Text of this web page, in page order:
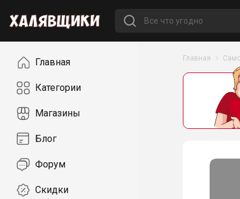
НавигацияГлавная
Категории
Магазины
Блог
Форум
Скидки
Главная